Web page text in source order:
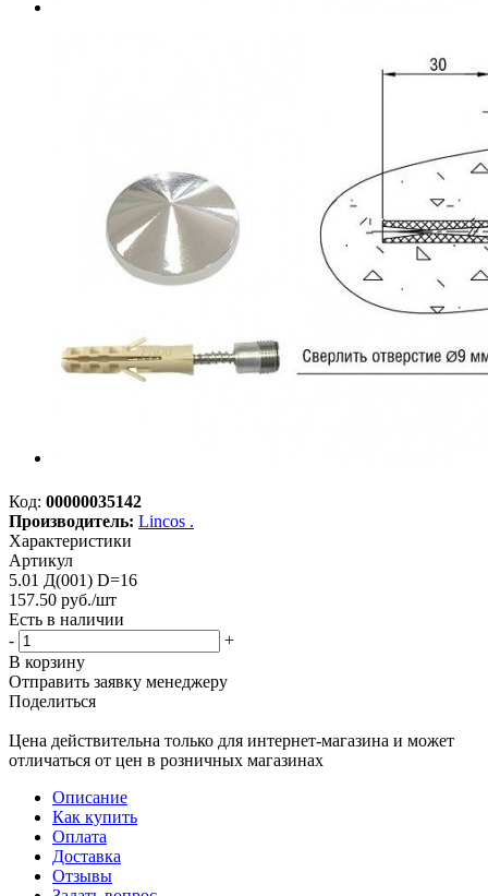
Код: 00000035142
Производитель: Lincos .
Характеристики
Артикул
5.01 Д(001) D=16
157.50 руб./шт
Есть в наличии
-
+
В корзину
Отправить заявку менеджеру
Поделиться
Цена действительна только для интернет-магазина и может
отличаться от цен в розничных магазинах
Описание
Как купить
Оплата
Доставка
Отзывы